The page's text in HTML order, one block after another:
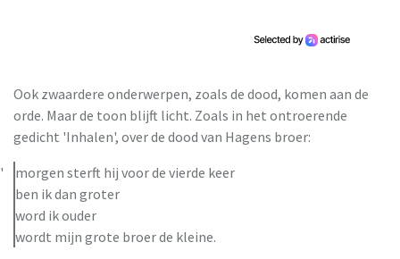
Ook zwaardere onderwerpen, zoals de dood, komen aan de
orde. Maar de toon blijft licht. Zoals in het ontroerende
gedicht 'Inhalen', over de dood van Hagens broer:
morgen sterft hij voor de vierde keer
ben ik dan groter
word ik ouder
wordt mijn grote broer de kleine.